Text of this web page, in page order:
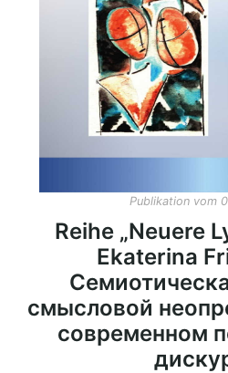
Buch-Publikationen
Gesamtverzeichnis der
Kollegpublikationen
Reihe „Neuere Lyrik“
Internationale Zeitschrift für
Kulturkomparatistik
Publikation vom
Reihe „Neuere
Ekaterina
смысловой
современном